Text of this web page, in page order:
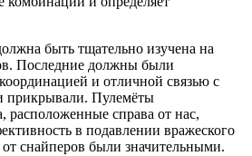
быть тщательно изучена на
Последние должны были
и отличной связью с
прикрывали. Пулемёты
расположенные справа от нас,
в подавлении вражеского
снайперов были значительными.